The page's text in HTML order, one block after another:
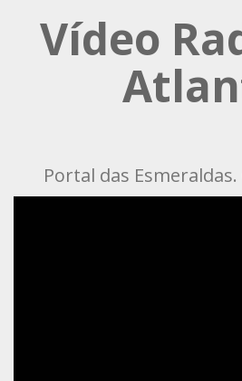
Vídeo
Portal das